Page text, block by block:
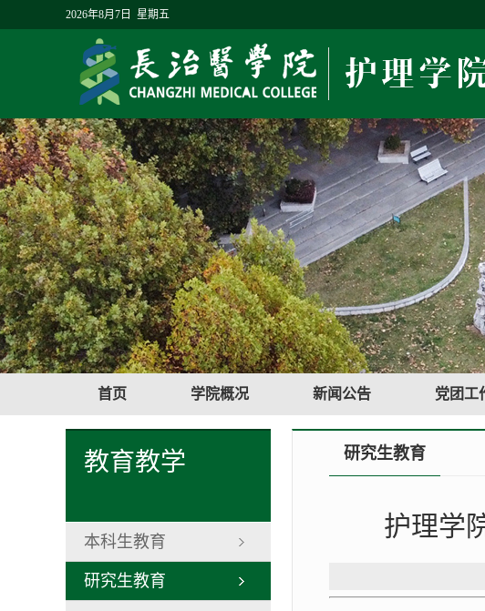
2026年8月7日 星期五
首页 学院概况 新闻公告 党团工
教育教学
本科生教育
研究生教育
研究生教育
护理学